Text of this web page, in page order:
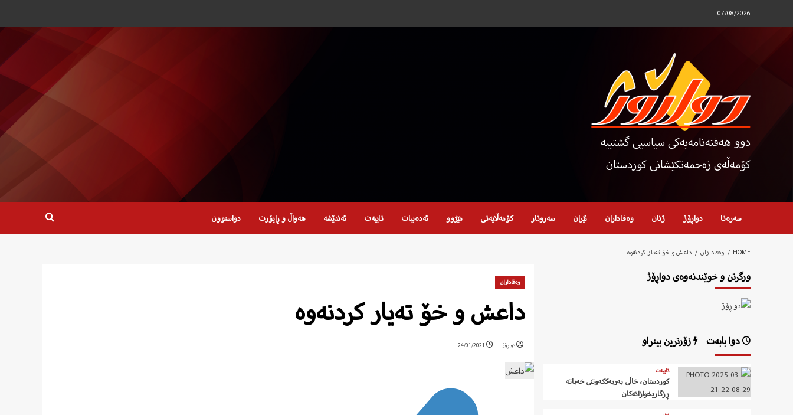
07/08/2026
دوو هەفتەنامەیەکی سیاسیی گشتییە
کۆمەڵەی زەحمەتکێشانی کوردستان
سەرەتا دواڕۆژ ژنان وەفاداران ئێران سەروتار کۆمەڵایەتی مێژوو ئەدەبیات تایبەت ئەندێشە هەواڵ و ڕاپۆرت دواستوون
HOME وەفاداران داعش و خۆ تەیار کردنەوە
وەفاداران
داعش و خۆ تەیار کردنەوە
دواڕۆژ 24/01/2021
ورگرتن و خوێندنەوەی دواڕۆژ
دوا بابەت زۆرترین بینراو
تایبەت
کوردستان، خاڵی بەریەککەوتنی خەباتە
ڕزگاریخوازانەکان